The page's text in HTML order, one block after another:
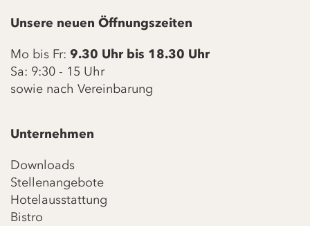
Unsere neuen Öffnungszeiten
Mo bis Fr: 9.30 Uhr bis 18.30 Uhr
Sa: 9:30 - 15 Uhr
sowie nach Vereinbarung
Unternehmen
Downloads
Stellenangebote
Hotelausstattung
Bistro